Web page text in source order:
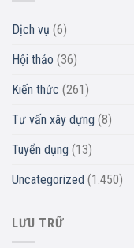
Dịch vụ (6)
Hội thảo (36)
Kiến thức (261)
Tư vấn xây dựng (8)
Tuyển dụng (13)
Uncategorized (1.450)
LƯU TRỮ